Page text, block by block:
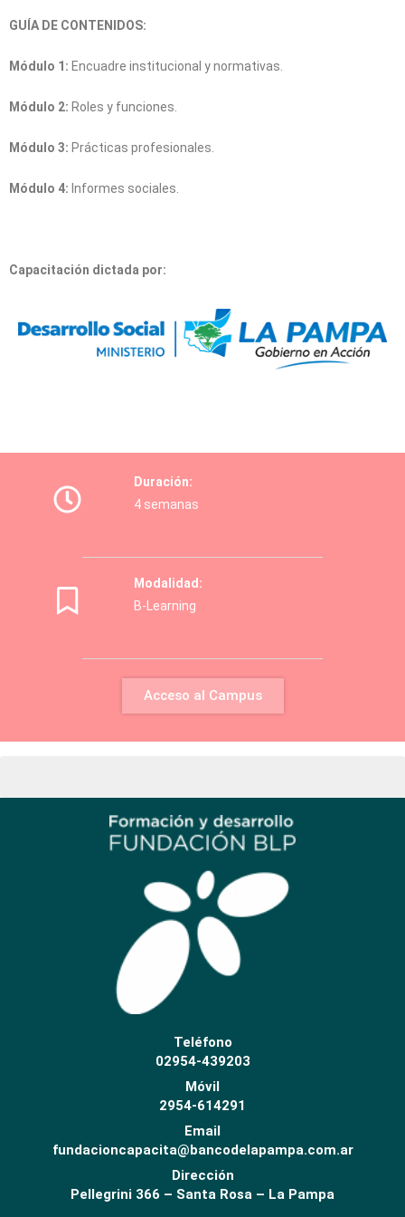
GUÍA DE CONTENIDOS:
Módulo 1: Encuadre institucional y normativas.
Módulo 2: Roles y funciones.
Módulo 3: Prácticas profesionales.
Módulo 4: Informes sociales.
Capacitación dictada por:
Duración:
4 semanas
Modalidad:
B-Learning
Acceso al Campus
Teléfono
02954-439203
Móvil
2954-614291
Email
fundacioncapacita@bancodelapampa.com.ar
Dirección
Pellegrini 366 – Santa Rosa – La Pampa